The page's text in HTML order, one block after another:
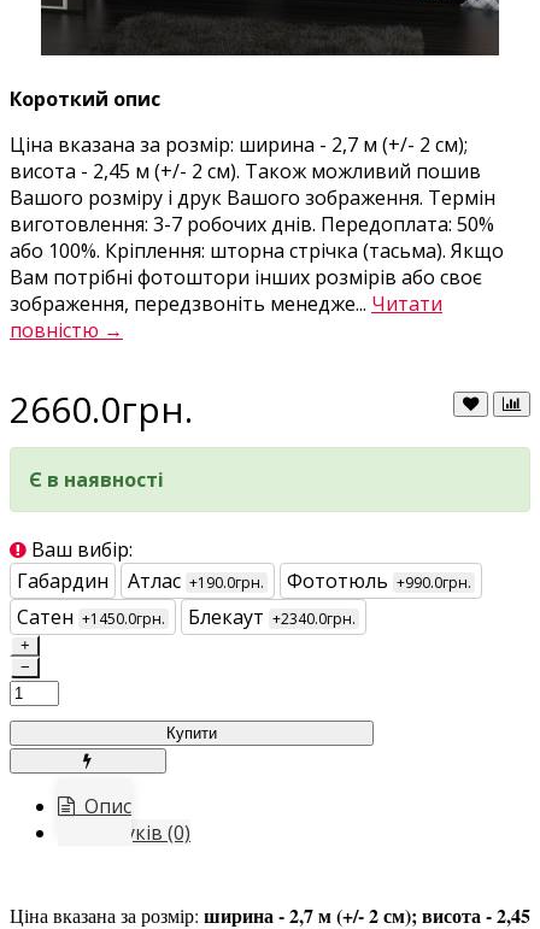
Короткий опис
Ціна вказана за розмір: ширина - 2,7 м (+/- 2 см);
висота - 2,45 м (+/- 2 см). Також можливий пошив
Вашого розміру і друк Вашого зображення. Термін
виготовлення: 3-7 робочих днів. Передоплата: 50%
або 100%. Кріплення: шторна стрічка (тасьма). Якщо
Вам потрібні фотоштори інших розмірів або своє
зображення, передзвоніть менедже... Читати
повністю →
2660.0грн.
Є в наявності
Ваш вибір:
Габардин
Атлас +190.0грн. Фототюль +990.0грн.
Сатен +1450.0грн. Блекаут +2340.0грн.
+
−
Купити
Опис
Відгуків (0)
Ціна вказана за розмір: ширина - 2,7 м (+/- 2 см); висота - 2,45